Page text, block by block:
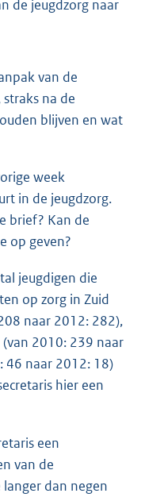
de jeugdzorg naar
van de
na de
blijven en wat
week
in de jeugdzorg.
brief? Kan de
op geven?
jeugdigen die
op zorg in Zuid
naar 2012: 282),
2010: 239 naar
46 naar 2012: 18)
hier een
een
van de
dan negen